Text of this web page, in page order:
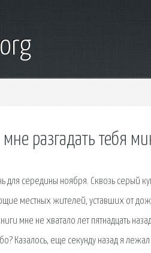
разгадать тебя
для середины ноября. Сквозь
местных жителей, уставших от
мне не хватало лет пятнадцать
Казалось, еще секунду назад я